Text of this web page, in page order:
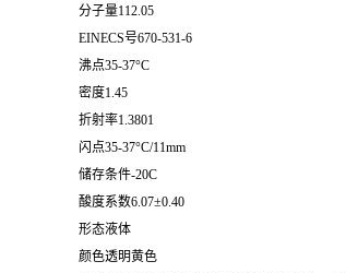
分子量112.05
EINECS号670-531-6
沸点35-37°C
密度1.45
折射率1.3801
闪点35-37°C/11mm
储存条件-20C
酸度系数6.07±0.40
形态液体
颜色透明黄色